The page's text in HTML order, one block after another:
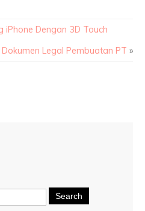
iPhone Dengan 3D Touch
Legal Pembuatan PT »
Search